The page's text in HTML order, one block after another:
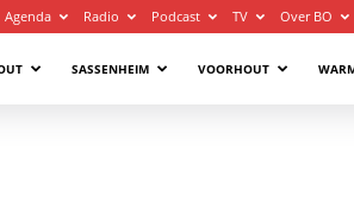
Agenda Radio Podcast TV Over BO
SASSENHEIM VOORHOUT